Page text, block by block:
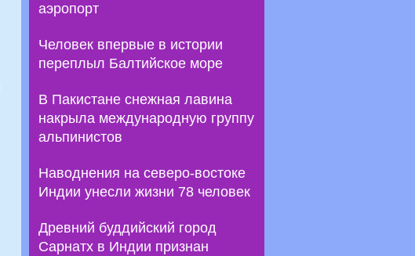
аэропорт
Человек впервые в истории
переплыл Балтийское море
В Пакистане снежная лавина
накрыла международную группу
альпинистов
Наводнения на северо-востоке
Индии унесли жизни 78 человек
Древний буддийский город
Сарнатх в Индии признан